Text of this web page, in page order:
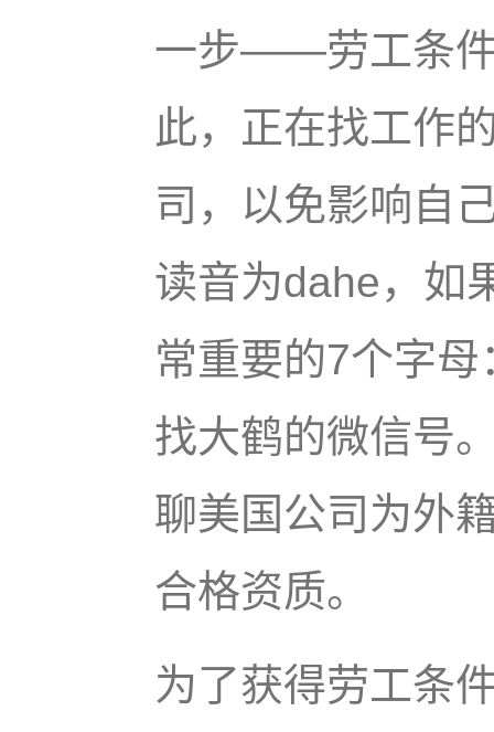
一步——劳工条件
此，正在找工作
司，以免影响自
读音为dahe，如
常重要的7个字
找大鹤的微信号
聊美国公司为外
合格资质。
为了获得劳工条